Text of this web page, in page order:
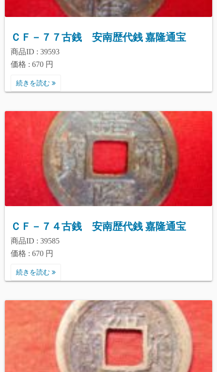
ＣＦ－７７古銭 安南歴代銭 嘉隆通宝
商品ID : 39593
価格 : 670 円
続きを読む
ＣＦ－７４古銭 安南歴代銭 嘉隆通宝
商品ID : 39585
価格 : 670 円
続きを読む